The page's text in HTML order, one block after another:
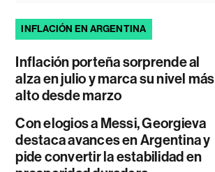
INFLACIÓN EN ARGENTINA
Inflación porteña sorprende al
alza en julio y marca su nivel más
alto desde marzo
Con elogios a Messi, Georgieva
destaca avances en Argentina y
pide convertir la estabilidad en